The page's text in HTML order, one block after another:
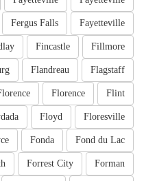
Fayetteville
Fergus Falls
Fillmore
Fincastle
Flagstaff
Flandreau
Flint
Florence
Floresville
Floyd
Fond du Lac
Fonda
Forman
Forrest City